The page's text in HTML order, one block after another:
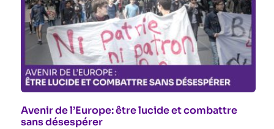
Avenir de l’Europe: être lucide et combattre
sans désespérer